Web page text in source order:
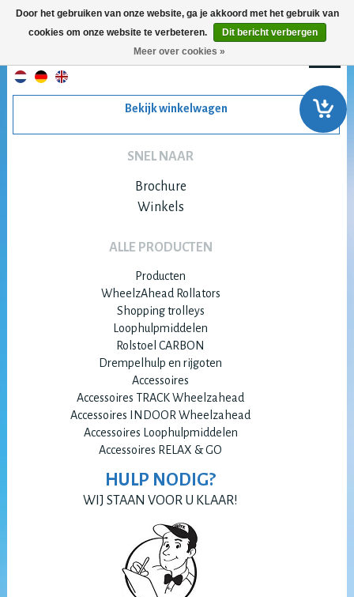
Bekijk winkelwagen
SNEL NAAR
Brochure
Winkels
ALLE PRODUCTEN
Producten
WheelzAhead Rollators
Shopping trolleys
Loophulpmiddelen
Rolstoel CARBON
Drempelhulp en rijgoten
Accessoires
Accessoires TRACK Wheelzahead
Accessoires INDOOR Wheelzahead
Accessoires Loophulpmiddelen
Accessoires RELAX & GO
HULP NODIG?
WIJ STAAN VOOR U KLAAR!
Door het gebruiken van onze website, ga je akkoord met het gebruik van
cookies om onze website te verbeteren.
Dit bericht verbergen
Meer over cookies »